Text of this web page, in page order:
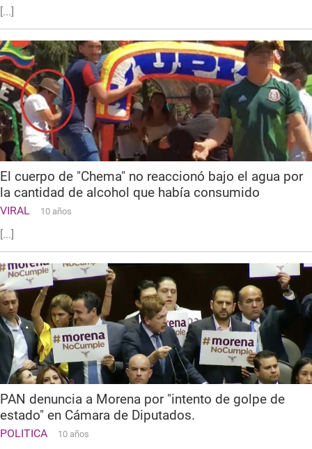
[...]
El cuerpo de "Chema" no reaccionó bajo el agua por
la cantidad de alcohol que había consumido
VIRAL 10 años
[...]
PAN denuncia a Morena por "intento de golpe de
estado" en Cámara de Diputados.
POLITICA 10 años